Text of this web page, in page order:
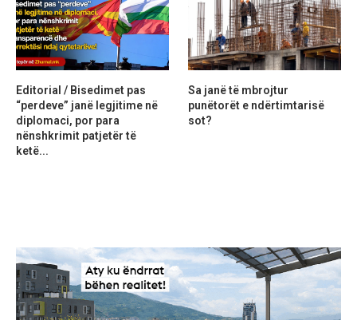
Editorial / Bisedimet pas
“perdeve” janë legjitime në
diplomaci, por para
nënshkrimit patjetër të
ketë...
Sa janë të mbrojtur
punëtorët e ndërtimtarisë
sot?